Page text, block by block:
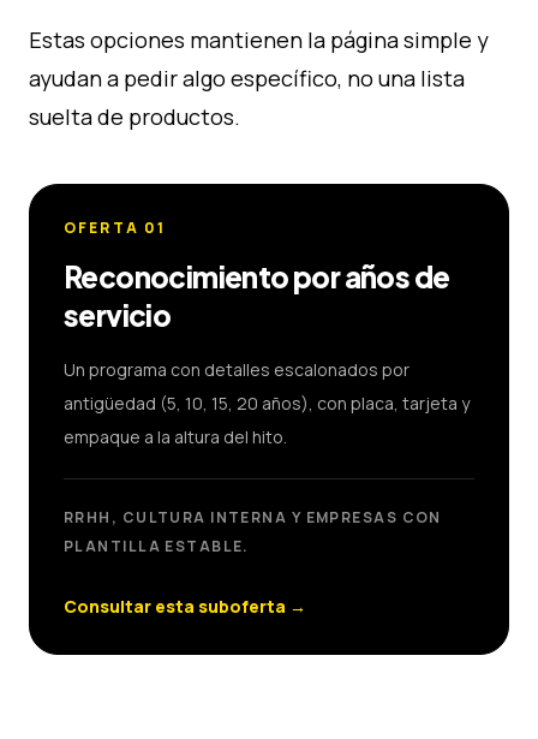
Estas opciones mantienen la página simple y
ayudan a pedir algo específico, no una lista
suelta de productos.
OFERTA 01
Reconocimiento por años de
servicio
Un programa con detalles escalonados por
antigüedad (5, 10, 15, 20 años), con placa, tarjeta y
empaque a la altura del hito.
RRHH, CULTURA INTERNA Y EMPRESAS CON
PLANTILLA ESTABLE.
Consultar esta suboferta →